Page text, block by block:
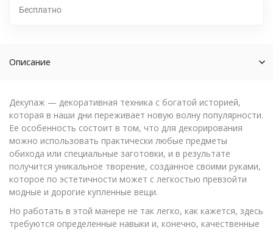
Бесплатно
Описание
Декупаж — декоративная техника с богатой историей,
которая в наши дни переживает новую волну популярности.
Ее особенность состоит в том, что для декорирования
можно использовать практически любые предметы
обихода или специальные заготовки, и в результате
получится уникальное творение, созданное своими руками,
которое по эстетичности может с легкостью превзойти
модные и дорогие купленные вещи.
Но работать в этой манере не так легко, как кажется, здесь
требуются определенные навыки и, конечно, качественные